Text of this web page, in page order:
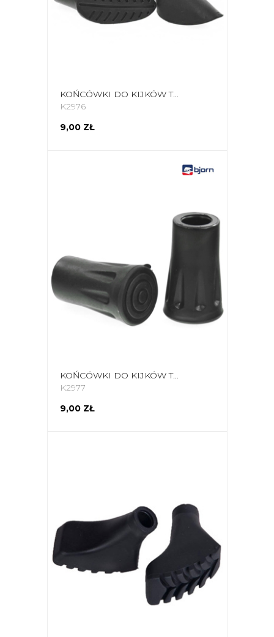
KOŃCÓWKI DO KIJKÓW TREKKINGOWYCH BJORN BUCIKI MAŁE 11271 2SZT T3
K2976
9,00 ZŁ
KOŃCÓWKI DO KIJKÓW TREKKINGOWYCH BJORN OKRĄGŁE 1173 2SZT T5
K2977
9,00 ZŁ